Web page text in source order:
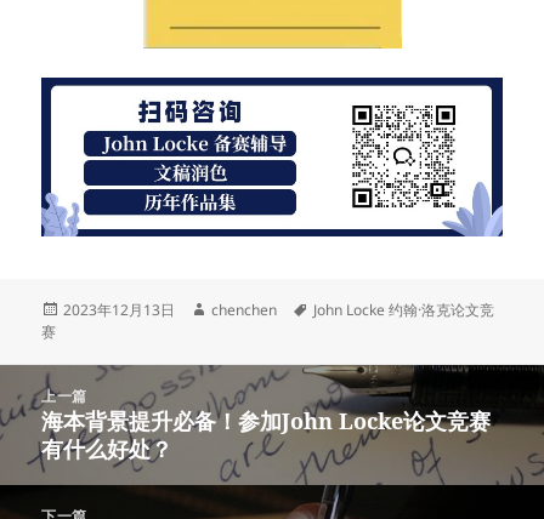
发
2023年12月13日
作
chenchen
标
John Locke 约翰·洛克论文竞
赛
章
导
上一篇
上
篇
文
章：
海本背景提升必备！参加John Locke论文竞赛
有什么好处？